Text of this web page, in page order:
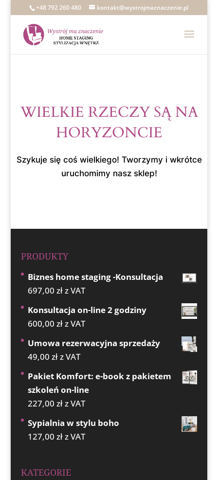
+48 792 260 480 kontakt@wystrojmaznaczenie.pl
WIELKIE RZECZY SĄ NA
HORYZONCIE
Szykuje się coś wielkiego! Tworzymy i wkrótce
uruchomimy nasz sklep!
PRODUKTY
Biznes home staging -Konsultacja
697,00 złz VAT
Konsultacja on-line 2 godziny
600,00 złz VAT
Umowa rezerwacyjna sprzedaży
49,00 złz VAT
Pakiet Komfort: e-book z pakietem
szkoleń on-line
227,00 złz VAT
Sypialnia w stylu boho
127,00 złz VAT
KATEGORIE